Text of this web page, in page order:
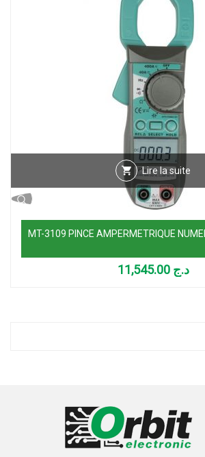
Lire la suite
MT-3109 PINCE AMPERMETRIQUE
د.ج 11,545.00